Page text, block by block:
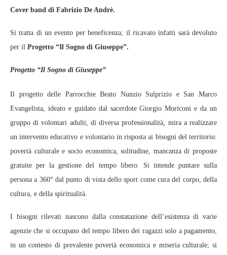
Cover band di Fabrizio De Andrè.
Si tratta di un evento per beneficenza; il ricavato infatti sarà devoluto
per il Progetto “Il Sogno di Giuseppe”.
Progetto “Il Sogno di Giuseppe”
Il progetto delle Parrocchie Beato Nunzio Sulprizio e San Marco
Evangelista, ideato e guidato dal sacerdote Giorgio Moriconi e da un
gruppo di volontari adulti, di diversa professionalità, mira a realizzare
un intervento educativo e volontario in risposta ai bisogni del territorio:
povertà culturale e socio economica, solitudine, mancanza di proposte
gratuite per la gestione del tempo libero. Si intende puntare sulla
persona a 360° dal punto di vista dello sport come cura del corpo, della
cultura, e della spiritualità.
I bisogni rilevati nascono dalla constatazione dell’esistenza di varie
agenzie che si occupano del tempo libero dei ragazzi solo a pagamento,
in un contesto di prevalente povertà economica e miseria culturale; si